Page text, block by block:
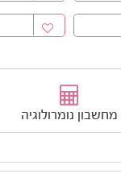
מחשבון נומרולוגיה